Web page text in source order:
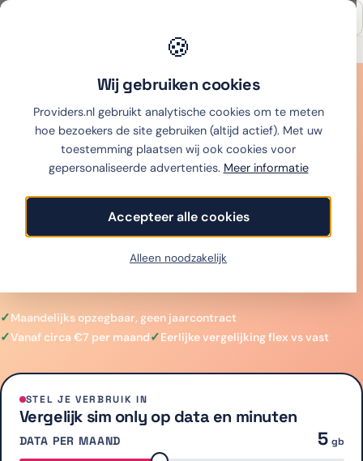
🍪
Wij gebruiken cookies
Providers.nl gebruikt analytische cookies om te meten
hoe bezoekers de site gebruiken (altijd actief). Met uw
toestemming plaatsen wij ook cookies voor
gepersonaliseerde advertenties. Meer informatie
Accepteer alle cookies
Alleen noodzakelijk
Thuiswinkel partner
Sim only maandelijks
opzegbaar
Flex sim only zonder vast jaarcontract: maandelijks
opzegbaar vanaf circa €7 per maand. Vergelijk
providers, weeg flex tegen korting en stap eenvoudig
Maandelijks opzegbaar, geen jaarcontract
Vanaf circa €7 per maand
Eerlijke vergelijking flex vs vast
STEL JE VERBRUIK IN
Vergelijk sim only op data en minuten
DATA PER MAAND 5 gb